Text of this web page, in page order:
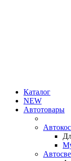
Каталог
NEW
Автотовары